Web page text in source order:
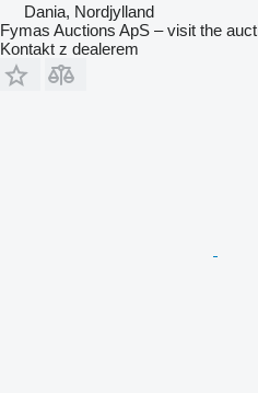
Dania, Nordjylland
Fymas Auctions ApS – visit the
Kontakt z dealerem